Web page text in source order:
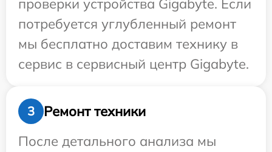
проверки устройства Gigabyte. Если
потребуется углубленный ремонт
мы бесплатно доставим технику в
сервис в сервисный центр Gigabyte.
3
Ремонт техники
После детального анализа мы